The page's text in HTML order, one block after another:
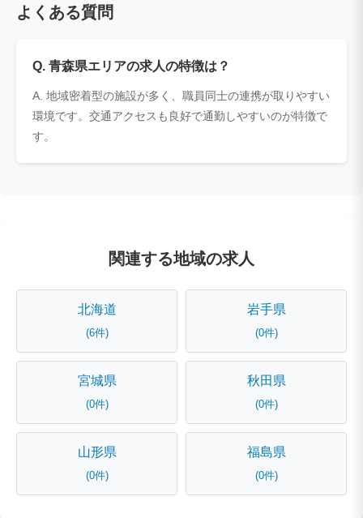
よくある質問
Q. 青森県エリアの求人の特徴は？
A. 地域密着型の施設が多く、職員同士の連携が取りやすい
環境です。交通アクセスも良好で通勤しやすいのが特徴で
す。
関連する地域の求人
北海道
(6件)
岩手県
(0件)
宮城県
(0件)
秋田県
(0件)
山形県
(0件)
福島県
(0件)